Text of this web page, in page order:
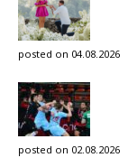
posted on 04.08.2026
posted on 02.08.2026